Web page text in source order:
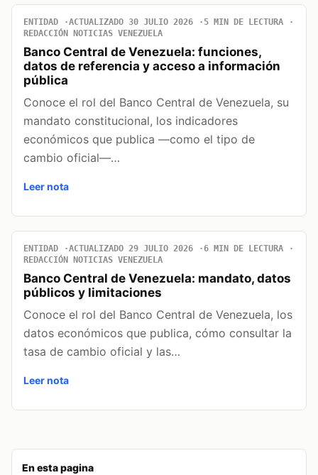
En esta pagina
ENTIDAD ACTUALIZADO 30 JULIO 2026
5 MIN DE LECTURA
REDACCIÓN NOTICIAS VENEZUELA
Banco Central de Venezuela: funciones,
datos de referencia y acceso a información
pública
Conoce el rol del Banco Central de Venezuela, su
mandato constitucional, los indicadores
económicos que publica —como el tipo de
cambio oficial—…
Leer nota
ENTIDAD ACTUALIZADO 29 JULIO 2026
6 MIN DE LECTURA
REDACCIÓN NOTICIAS VENEZUELA
Banco Central de Venezuela: mandato, datos
públicos y limitaciones
Conoce el rol del Banco Central de Venezuela, los
datos económicos que publica, cómo consultar la
tasa de cambio oficial y las…
Leer nota